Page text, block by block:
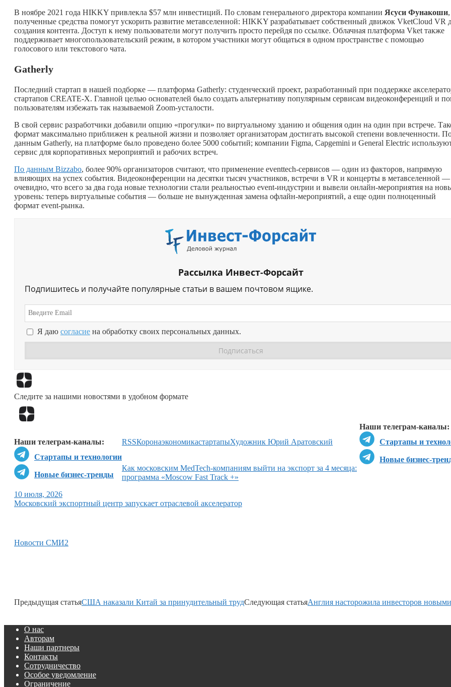
В ноябре 2021 года HIKKY привлекла $57 млн инвестиций. По словам генерального директора компании Ясуси Фунакоши,
полученные средства помогут ускорить развитие метавселенной: HIKKY разрабатывает собственный движок VketCloud VR
создания контента. Доступ к нему пользователи могут получить просто перейдя по ссылке. Облачная платформа Vket также
поддерживает многопользовательский режим, в котором участники могут общаться в одном пространстве с помощью
голосового или текстового чата.
Gatherly
Последний стартап в нашей подборке — платформа Gatherly: студенческий проект, разработанный при поддержке
стартапов CREATE-X. Главной целью основателей было создать альтернативу популярным сервисам видеоконференций и
пользователям избежать так называемой Zoom-усталости.
В свой сервис разработчики добавили опцию «прогулки» по виртуальному зданию и общения один на один при встрече.
формат максимально приближен к реальной жизни и позволяет организаторам достигать высокой степени вовлеченности.
данным Gatherly, на платформе было проведено более 5000 событий; компании Figma, Capgemini и General Electric
сервис для корпоративных мероприятий и рабочих встреч.
По данным Bizzabo, более 90% организаторов считают, что применение eventtech-сервисов — один из факторов, напрямую
влияющих на успех события. Видеоконференции на десятки тысяч участников, встречи в VR и концерты в метавселенной —
очевидно, что всего за два года новые технологии стали реальностью event-индустрии и вывели онлайн-мероприятия на
уровень: теперь виртуальные события — больше не вынужденная замена офлайн-мероприятий, а еще один полноценный
формат event-рынка.
Рассылка Инвест-Форсайт
Подпишитесь и получайте популярные статьи в вашем почтовом ящике.
Я даю согласие на обработку своих персональных данных.
Следите за нашими новостями в удобном формате
Наши телеграм-каналы:
Стартапы и
Новые бизнес-
Наши телеграм-каналы:
Стартапы и технологии
Новые бизнес-тренды
RSSКоронаэкономикастартапыХудожник Юрий Аратовский
Как московским MedTech-компаниям выйти на экспорт за 4 месяца:
программа «Moscow Fast Track +»
10 июля, 2026
Московский экспортный центр запускает отраслевой акселератор
Новости СМИ2
Предыдущая статьяСША наказали Китай за принудительный трудСледующая статьяАнглия насторожила инвесторов
О нас
Авторам
Наши партнеры
Контакты
Сотрудничество
Особое уведомление
Ограничение